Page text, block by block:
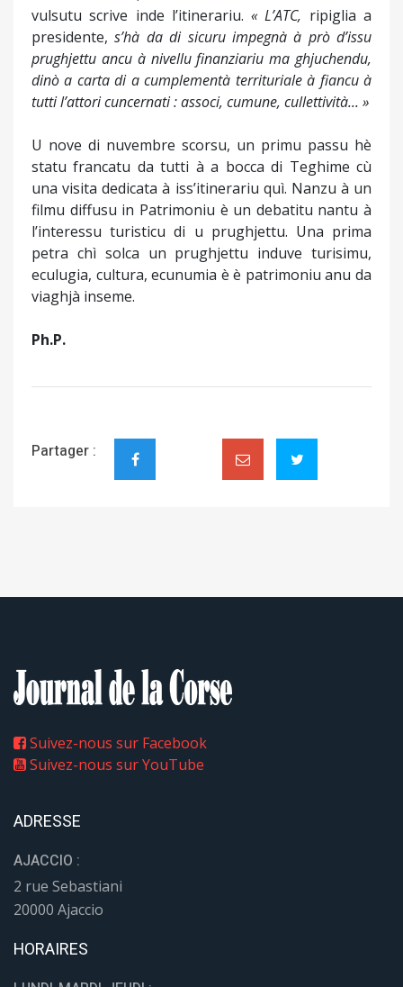
vulsutu scrive inde l’itinerariu.« L’ATC, ripiglia a
presidente,s’hà da di sicuru impegnà à prò d’issu
prughjettu ancu à nivellu finanziariu ma ghjuchendu,
dinò a carta di a cumplementà territuriale à fiancu à
tutti l’attori cuncernati : associ, cumune, cullettività... »
U nove di nuvembre scorsu, un primu passu hè
statu francatu da tutti à a bocca di Teghime cù
una visita dedicata à iss’itinerariu quì. Nanzu à un
filmu diffusu in Patrimoniu è un debatitu nantu à
l’interessu turisticu di u prughjettu. Una prima
petra chì solca un prughjettu induve turisimu,
eculugia, cultura, ecunumia è è patrimoniu anu da
viaghjà inseme.
Ph.P.
Partager :
Suivez-nous sur Facebook
Suivez-nous sur YouTube
ADRESSE
AJACCIO :
2 rue Sebastiani
20000 Ajaccio
HORAIRES